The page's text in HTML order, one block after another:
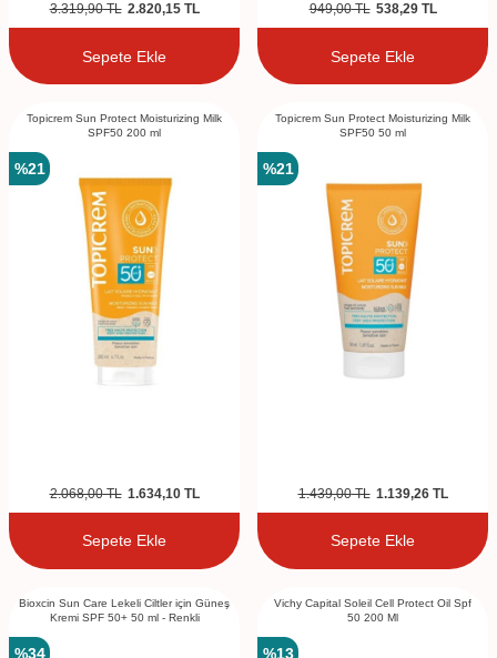
3.319,90TL 2.820,15TL
Sepete Ekle
949,00TL 538,29TL
Sepete Ekle
Topicrem Sun Protect Moisturizing Milk
SPF50 200 ml
%21
2.068,00TL 1.634,10TL
Sepete Ekle
Topicrem Sun Protect Moisturizing Milk
SPF50 50 ml
%21
1.439,00TL 1.139,26TL
Sepete Ekle
Bioxcin Sun Care Lekeli Ciltler için Güneş
Kremi SPF 50+ 50 ml - Renkli
%34
Vichy Capital Soleil Cell Protect Oil Spf
50 200 Ml
%13